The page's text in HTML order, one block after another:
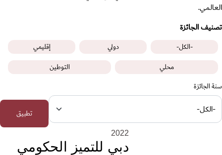
العالمي.
تصنيف الجائزة
-الكل- دولي
إقليمي
محلي
التوطين
سنة الجائزة
2022
دبي للتميز الحكومي